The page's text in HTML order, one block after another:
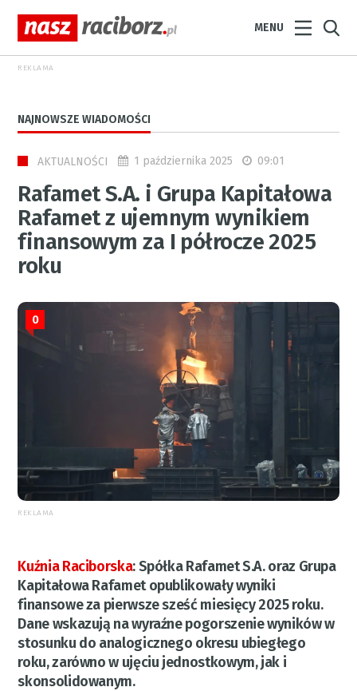
MENU
REKLAMA
NAJNOWSZE WIADOMOŚCI
AKTUALNOŚCI 1 października 2025 09:01
Rafamet S.A. i Grupa Kapitałowa
Rafamet z ujemnym wynikiem
finansowym za I półrocze 2025
roku
0
REKLAMA
Kuźnia Raciborska:Spółka Rafamet S.A. oraz Grupa
Kapitałowa Rafamet opublikowały wyniki
finansowe za pierwsze sześć miesięcy 2025 roku.
Dane wskazują na wyraźne pogorszenie wyników w
stosunku do analogicznego okresu ubiegłego
roku, zarówno w ujęciu jednostkowym, jak i
skonsolidowanym.